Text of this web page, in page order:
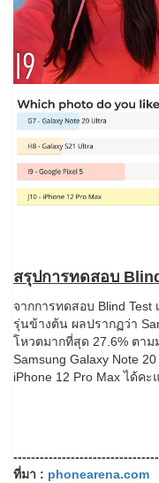
สรุปการทดสอบ
จากการทดสอบ Blind Test
รุ่นข้างต้น ผลปรากฏว่า
โหวตมากที่สุด 27.6% ตาม
Samsung Galaxy Note
iPhone 12 Pro Max ได้ค
ที่มา : phonearena.com